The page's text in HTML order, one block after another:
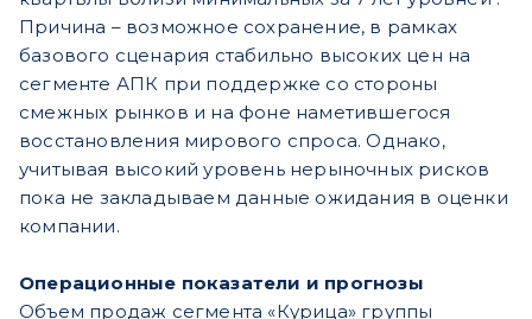
Причина – возможное сохранение, в рамках
базового сценария стабильно высоких цен на
сегменте АПК при поддержке со стороны
смежных рынков и на фоне наметившегося
восстановления мирового спроса. Однако,
учитывая высокий уровень нерыночных рисков
пока не закладываем данные ожидания в оценки
компании.
Операционные показатели и прогнозы
Объем продаж сегмента «Курица» группы